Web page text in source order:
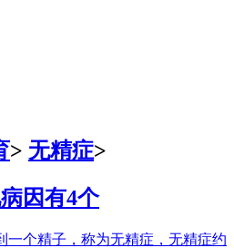
> 无精症>
因有4个
一个精子，称为无精症，无精症约